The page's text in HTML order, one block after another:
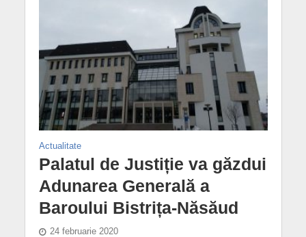
Actualitate
Palatul de Justiție va găzdui
Adunarea Generală a
Baroului Bistrița-Năsăud
24 februarie 2020